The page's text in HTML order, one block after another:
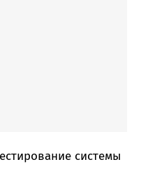
системы